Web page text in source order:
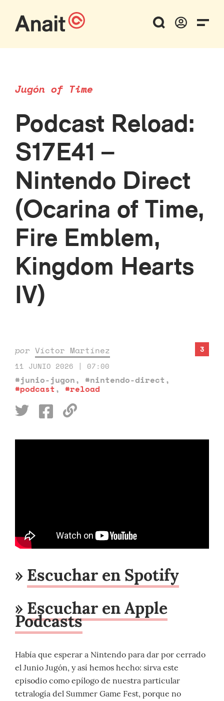
Jugón of Time
Podcast Reload:
S17E41 –
Nintendo Direct
(Ocarina of Time,
Fire Emblem,
Kingdom Hearts
IV)
por Víctor Martínez
11 JUNIO 2026 | 07:00
#junio-jugon, #nintendo-direct,
#podcast, #reload
3
» Escuchar en Spotify
» Escuchar en Apple
Podcasts
Había que esperar a Nintendo para dar por cerrado
el Junio Jugón, y así hemos hecho: sirva este
episodio como epílogo de nuestra particular
tetralogía del Summer Game Fest, porque no